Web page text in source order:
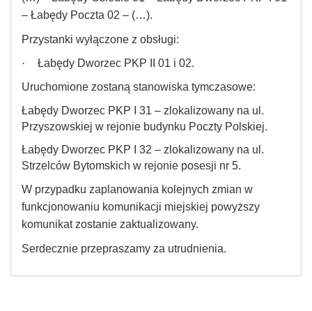
– Łabędy Poczta 02 – (…).
Przystanki wyłączone z obsługi:
·
Łabędy Dworzec PKP II 01 i 02.
Uruchomione zostaną stanowiska tymczasowe:
Łabędy Dworzec PKP I 31 – zlokalizowany na ul.
Przyszowskiej w rejonie budynku Poczty Polskiej.
Łabędy Dworzec PKP I 32 – zlokalizowany na ul.
Strzelców Bytomskich w rejonie posesji nr 5.
W przypadku zaplanowania kolejnych zmian w
funkcjonowaniu komunikacji miejskiej powyższy
komunikat zostanie zaktualizowany.
Serdecznie przepraszamy za utrudnienia.